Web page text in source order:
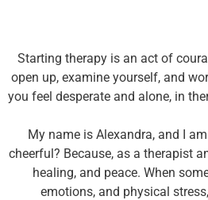
Starting therapy is an act of
open up, examine yourself, and
you feel desperate and alone, in
My name is Alexandra, and I
cheerful? Because, as a therapist
healing, and peace. When
emotions, and physical